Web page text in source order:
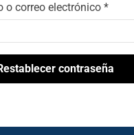
o correo electrónico *
contraseña